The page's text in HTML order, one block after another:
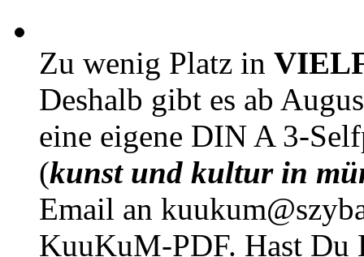
Zu wenig Platz in
Deshalb gibt es ab
eine eigene DIN A 3-
(kunst und kultur in
Email an
KuuKuM-PDF. Hast Du